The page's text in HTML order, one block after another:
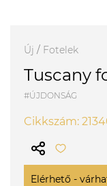
Új / Fotelek
Tuscany
#ÚJDONSÁG
Cikkszám:
Elérhető -